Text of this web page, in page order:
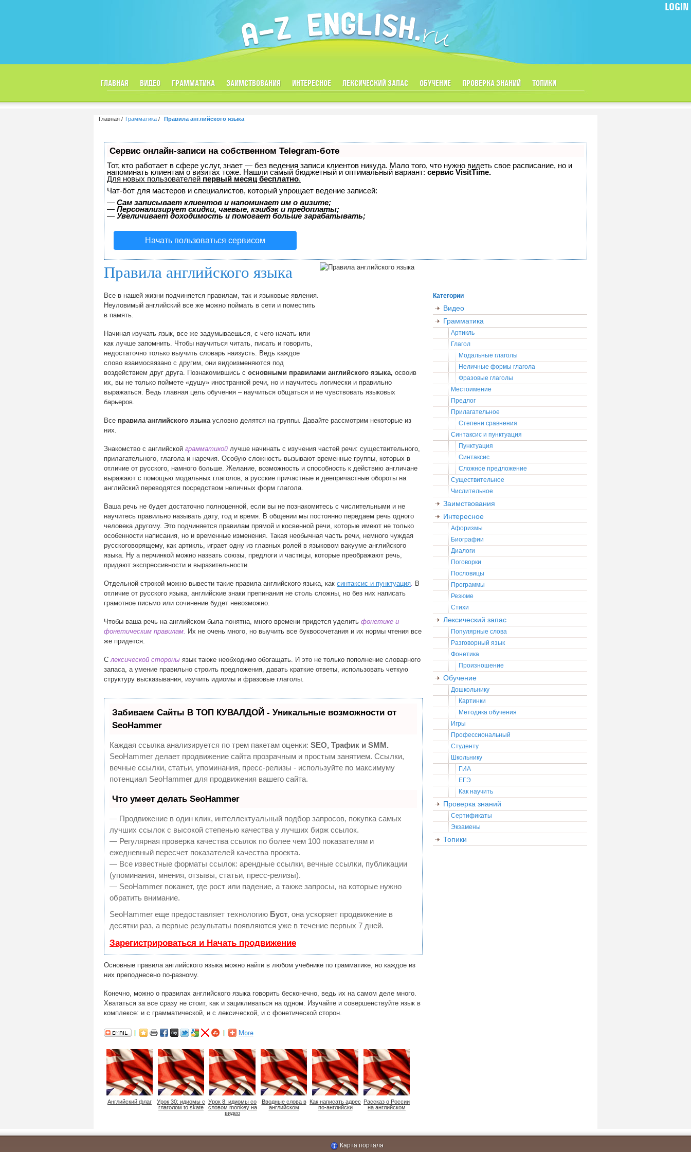
ГЛАВНАЯ ВИДЕО ГРАММАТИКА ЗАИМСТВОВАНИЯ ИНТЕРЕСНОЕ ЛЕКСИЧЕСКИЙ ЗАПАС ОБУЧЕНИЕ ПРОВЕРКА ЗНАНИЙ ТОПИКИ
LOGIN
Главная Грамматика Правила английского языка
Сервис онлайн-записи на собственном Telegram-боте
Тот, кто работает в сфере услуг, знает — без ведения записи клиентов никуда. Мало того, что нужно видеть свое расписание, но и
напоминать клиентам о визитах тоже. Нашли самый бюджетный и оптимальный вариант:сервис VisitTime.
Для новых пользователей первый месяц бесплатно.
Чат-бот для мастеров и специалистов, который упрощает ведение записей:
— Сам записывает клиентов и напоминает им о визите;
— Персонализирует скидки, чаевые, кэшбэк и предоплаты;
— Увеличивает доходимость и помогает больше зарабатывать;
Начать пользоваться сервисом
Правила английского языка
Все в нашей жизни подчиняется правилам, так и языковые явления.
Неуловимый английский все же можно поймать в сети и поместить
в память.
Начиная изучать язык, все же задумываешься, с чего начать или
как лучше запомнить. Чтобы научиться читать, писать и говорить,
недостаточно только выучить словарь наизусть. Ведь каждое
слово взаимосвязано с другим, они видоизменяются под
воздействием друг друга. Познакомившись с основными правилами английского языка, освоив
их, вы не только поймете «душу» иностранной речи, но и научитесь логически и правильно
выражаться. Ведь главная цель обучения – научиться общаться и не чувствовать языковых
барьеров.
Все правила английского языкаусловно делятся на группы. Давайте рассмотрим некоторые из
них.
Знакомство с английской грамматикой лучше начинать с изучения частей речи: существительного,
прилагательного, глагола и наречия. Особую сложность вызывают временные группы, которых в
отличие от русского, намного больше. Желание, возможность и способность к действию англичане
выражают с помощью модальных глаголов, а русские причастные и деепричастные обороты на
английский переводятся посредством неличных форм глагола.
Ваша речь не будет достаточно полноценной, если вы не познакомитесь с числительными и не
научитесь правильно называть дату, год и время. В общении мы постоянно передаем речь одного
человека другому. Это подчиняется правилам прямой и косвенной речи, которые имеют не только
особенности написания, но и временные изменения. Такая необычная часть речи, немного чуждая
русскоговорящему, как артикль, играет одну из главных ролей в языковом вакууме английского
языка. Ну а перчинкой можно назвать союзы, предлоги и частицы, которые преображают речь,
придают экспрессивности и выразительности.
Отдельной строкой можно вывести такие правила английского языка, как синтаксис и пунктуация. В
отличие от русского языка, английские знаки препинания не столь сложны, но без них написать
грамотное письмо или сочинение будет невозможно.
Чтобы ваша речь на английском была понятна, много времени придется уделить фонетике и
фонетическим правилам. Их не очень много, но выучить все буквосочетания и их нормы чтения все
же придется.
Слексической стороны язык также необходимо обогащать. И это не только пополнение словарного
запаса, а умение правильно строить предложения, давать краткие ответы, использовать четкую
структуру высказывания, изучить идиомы и фразовые глаголы.
Забиваем Сайты В ТОП КУВАЛДОЙ - Уникальные возможности от
SeoHammer
Каждая ссылка анализируется по трем пакетам оценки: SEO, Трафик и SMM.
SeoHammer делает продвижение сайта прозрачным и простым занятием. Ссылки,
вечные ссылки, статьи, упоминания, пресс-релизы - используйте по максимуму
потенциал SeoHammer для продвижения вашего сайта.
Что умеет делать SeoHammer
— Продвижение в один клик, интеллектуальный подбор запросов, покупка самых
лучших ссылок с высокой степенью качества у лучших бирж ссылок.
— Регулярная проверка качества ссылок по более чем 100 показателям и
ежедневный пересчет показателей качества проекта.
— Все известные форматы ссылок: арендные ссылки, вечные ссылки, публикации
(упоминания, мнения, отзывы, статьи, пресс-релизы).
— SeoHammer покажет, где рост или падение, а также запросы, на которые нужно
обратить внимание.
SeoHammer еще предоставляет технологию Буст, она ускоряет продвижение в
десятки раз, а первые результаты появляются уже в течение первых 7 дней.
Зарегистрироваться и Начать продвижение
Основные правила английского языка можно найти в любом учебнике по грамматике, но каждое из
них преподнесено по-разному.
Конечно, можно о правилах английского языка говорить бесконечно, ведь их на самом деле много.
Хвататься за все сразу не стоит, как и зацикливаться на одном. Изучайте и совершенствуйте язык в
комплексе: и с грамматической, и с лексической, и с фонетической сторон.
Английский флаг
Урок 30: идиомы c
глаголом to skate
Урок 8: идиомы со
словом monkey на
видео
Вводные слова в
английском
Как написать адрес
по-английски
Рассказ о России
на английском
Категории
Видео
Грамматика
Артикль
Глагол
Модальные глаголы
Неличные формы глагола
Фразовые глаголы
Местоимение
Предлог
Прилагательное
Степени сравнения
Синтаксис и пунктуация
Пунктуация
Синтаксис
Сложное предложение
Существительное
Числительное
Заимствования
Интересное
Афоризмы
Биографии
Диалоги
Поговорки
Пословицы
Программы
Резюме
Стихи
Лексический запас
Популярные слова
Разговорный язык
Фонетика
Произношение
Обучение
Дошкольнику
Картинки
Методика обучения
Игры
Профессиональный
Студенту
Школьнику
ГИА
ЕГЭ
Как научить
Проверка знаний
Сертификаты
Экзамены
Топики
Карта портала